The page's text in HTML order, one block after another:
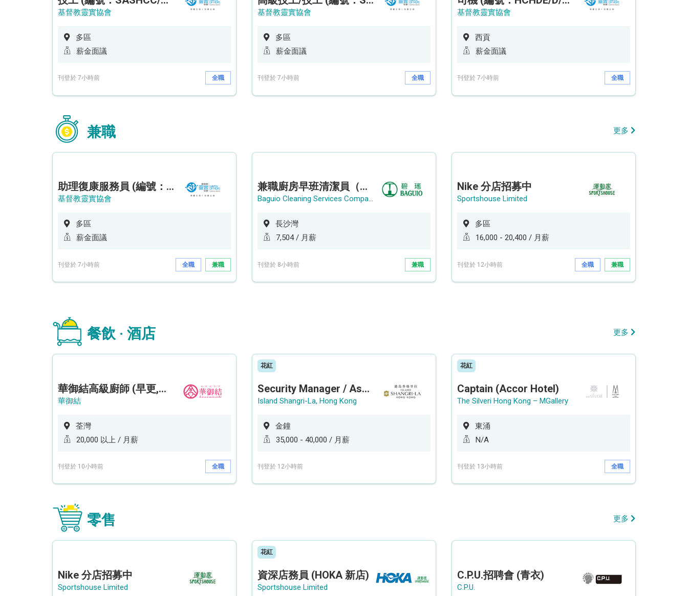
基督教靈實協會
多區
薪金面議
刊登於 7小時前 全職
基督教靈實協會
多區
薪金面議
刊登於 7小時前 全職
基督教靈實協會
西貢
薪金面議
刊登於 7小時前 全職
兼職 更多
助理復康服務員 (編號：RSD/ARSW/CTE)
基督教靈實協會
多區
薪金面議
刊登於 7小時前 全職 兼職
兼職廚房早班清潔員（長沙灣）
Baguio Cleaning Services Company Limited
長沙灣
7,504 / 月薪
刊登於 8小時前 兼職
Nike 分店招募中
Sportshouse Limited
多區
16,000 - 20,400 / 月薪
刊登於 12小時前 全職 兼職
餐飲 · 酒店 更多
華御結高級廚師 (早更,中央廚房)*底薪可達20k* (5天工作週)
華御結
荃灣
20,000 以上 / 月薪
刊登於 10小時前 全職
花紅
Security Manager / Assistant Security Manager
Island Shangri-La, Hong Kong
金鐘
35,000 - 40,000 / 月薪
刊登於 12小時前
花紅
Captain (Accor Hotel)
The Silveri Hong Kong – MGallery
東涌
N/A
刊登於 13小時前 全職
零售 更多
Nike 分店招募中
Sportshouse Limited
花紅
資深店務員 (HOKA 新店)
Sportshouse Limited
C.P.U.招聘會 (青衣)
C.P.U.